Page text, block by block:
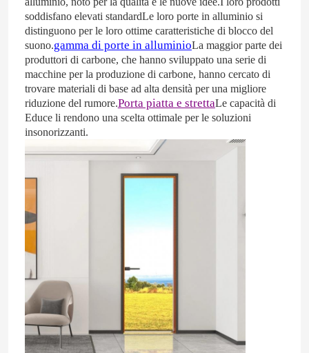
Circa noi
Giro della fabbrica
Controllo di qualità
Contatto Stati Uniti
Blog
Studio di caso
Richieda una citazione
porta di alluminio
soddisfano elevati standardLe loro porte in alluminio si
distinguono per le loro ottime caratteristiche di blocco del
suono.gamma di porte in alluminioLa maggior parte dei
produttori di carbone, che hanno sviluppato una serie di
macchine per la produzione di carbone, hanno cercato di
trovare materiali di base ad alta densità per una migliore
riduzione del rumore.Porta piatta e strettaLe capacità di
Educe li rendono una scelta ottimale per le soluzioni
insonorizzanti.